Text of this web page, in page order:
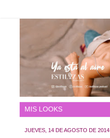
JUEVES, 14 DE AGOSTO DE 2014